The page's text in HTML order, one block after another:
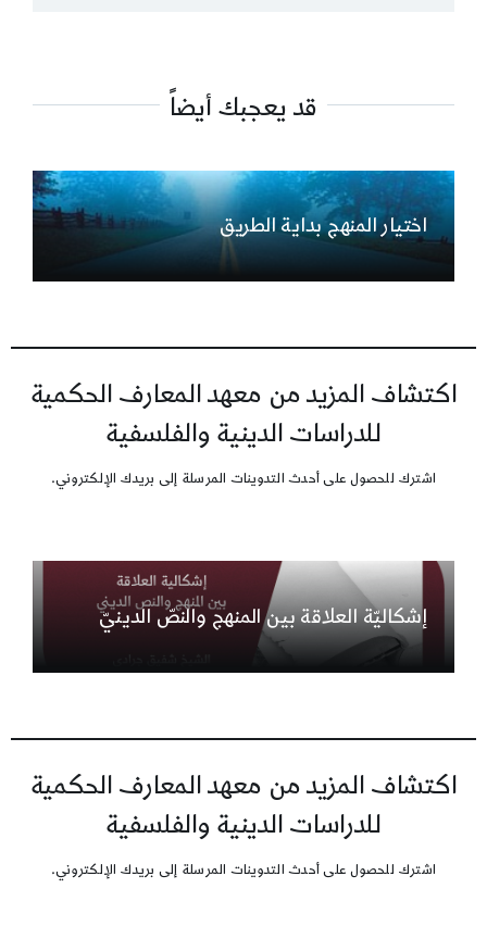
قد يعجبك أيضاً
اختيار المنهج بداية الطريق
اكتشاف المزيد من معهد المعارف الحكمية
للدراسات الدينية والفلسفية
اشترك للحصول على أحدث التدوينات المرسلة إلى بريدك الإلكتروني.
إشكاليّة العلاقة بين المنهج والنصّ الدينيّ
اكتشاف المزيد من معهد المعارف الحكمية
للدراسات الدينية والفلسفية
اشترك للحصول على أحدث التدوينات المرسلة إلى بريدك الإلكتروني.